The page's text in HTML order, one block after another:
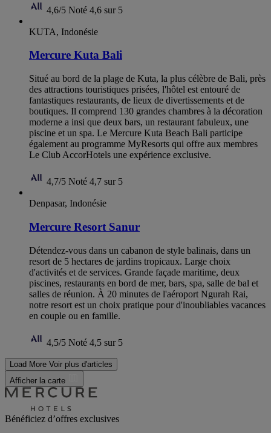
4,6/5 Noté 4,6 sur 5
KUTA, Indonésie
Mercure Kuta Bali
Situé au bord de la plage de Kuta, la plus célèbre de Bali, près
des attractions touristiques prisées, l'hôtel est entouré de
fantastiques restaurants, de lieux de divertissements et de
boutiques. Il comprend 130 grandes chambres à la décoration
moderne a insi que deux bars, un restaurant fabuleux, une
piscine et un spa. Le Mercure Kuta Beach Bali participe
également au programme MyResorts qui offre aux membres
Le Club AccorHotels une expérience exclusive.
4,7/5 Noté 4,7 sur 5
Denpasar, Indonésie
Mercure Resort Sanur
Détendez-vous dans un cabanon de style balinais, dans un
resort de 5 hectares de jardins tropicaux. Large choix
d'activités et de services. Grande façade maritime, deux
piscines, restaurants en bord de mer, bars, spa, salle de bal et
salles de réunion. À 20 minutes de l'aéroport Ngurah Rai,
notre resort est un choix pratique pour d'inoubliables vacances
en couple ou en famille.
4,5/5 Noté 4,5 sur 5
Load More Voir plus d'articles
Afficher la carte
Bénéficiez d’offres exclusives